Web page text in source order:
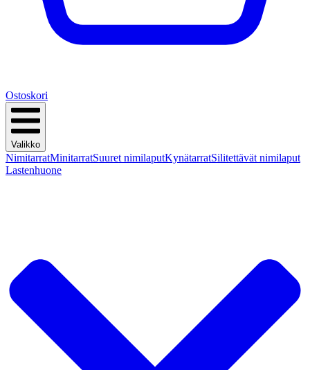
Ostoskori
Valikko
NimitarratMinitarratSuuret nimilaputKynätarratSilitettävät nimilaput
Lastenhuone